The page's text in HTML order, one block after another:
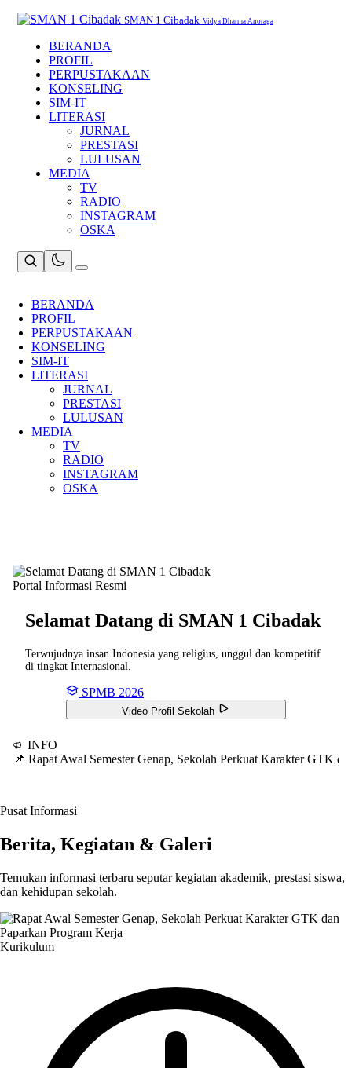
SMAN 1 Cibadak Vidya Dharma Anoraga
BERANDA
PROFIL
PERPUSTAKAAN
KONSELING
SIM-IT
LITERASI
JURNAL
PRESTASI
LULUSAN
MEDIA
TV
RADIO
INSTAGRAM
OSKA
BERANDA
PROFIL
PERPUSTAKAAN
KONSELING
SIM-IT
LITERASI
JURNAL
PRESTASI
LULUSAN
MEDIA
TV
RADIO
INSTAGRAM
OSKA
Portal Informasi Resmi
Selamat Datang di SMAN 1 Cibadak
Terwujudnya insan Indonesia yang religius, unggul dan kompetitif
di tingkat Internasional.
SPMB 2026
Video Profil Sekolah
INFO
📌 Rapat Awal Semester Genap, Sekolah Perkuat Karakter GTK
Pusat Informasi
Berita, Kegiatan & Galeri
Temukan informasi terbaru seputar kegiatan akademik, prestasi siswa,
dan kehidupan sekolah.
Kurikulum